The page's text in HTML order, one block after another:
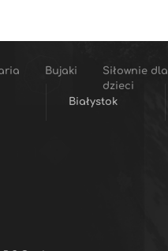
Bujaki
Siłownie dla
dzieci
Białystok